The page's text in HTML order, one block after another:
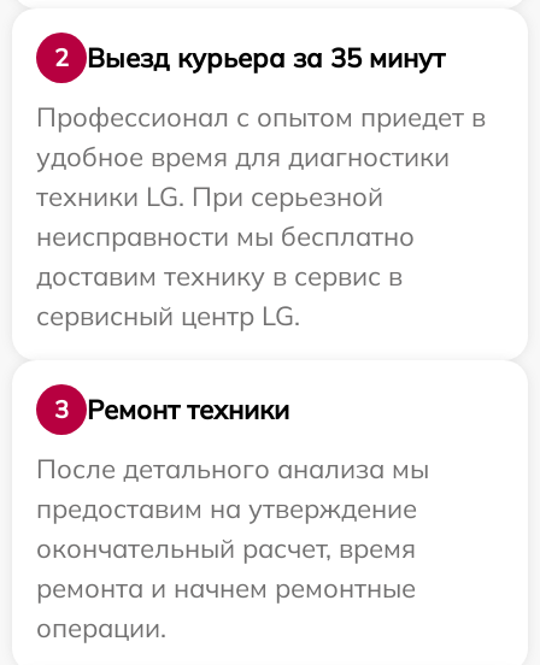
2
Выезд курьера за 35 минут
Профессионал с опытом приедет в
удобное время для диагностики
техники LG. При серьезной
неисправности мы бесплатно
доставим технику в сервис в
сервисный центр LG.
3
Ремонт техники
После детального анализа мы
предоставим на утверждение
окончательный расчет, время
ремонта и начнем ремонтные
операции.